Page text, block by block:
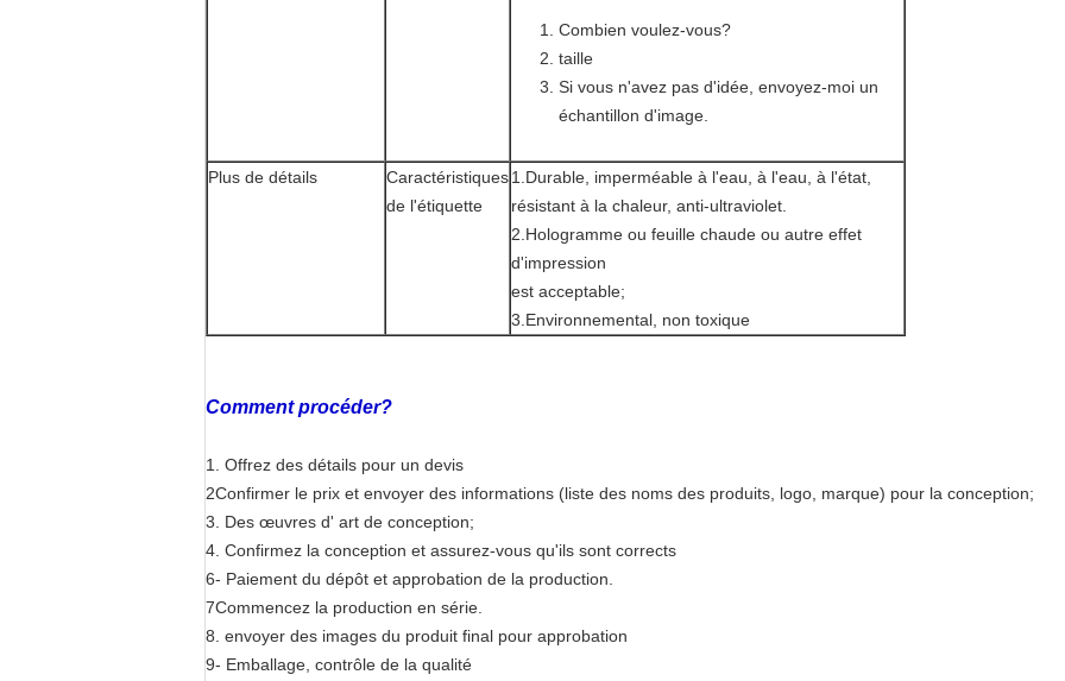
Combien voulez-vous?
taille
Si vous n'avez pas d'idée, envoyez-moi un
échantillon d'image.
Plus de détails
Caractéristiques
de l'étiquette
1. Durable, imperméable à l'eau, à l'eau, à l'état,
résistant à la chaleur, anti-ultraviolet.
2. Hologramme ou feuille chaude ou autre effet
d'impression
est acceptable;
3.Environnemental, non toxique
Comment procéder?
1. Offrez des détails pour un devis
2Confirmer le prix et envoyer des informations (liste des noms des produits, logo, marque) pour la conception;
3. Des œuvres d' art de conception;
4. Confirmez la conception et assurez-vous qu'ils sont corrects
6- Paiement du dépôt et approbation de la production.
7Commencez la production en série.
8. envoyer des images du produit final pour approbation
9- Emballage, contrôle de la qualité